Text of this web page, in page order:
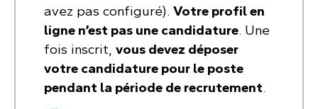
avez pas configuré). Votre profil en
ligne n’est pas une candidature. Une
fois inscrit, vous devez déposer
votre candidature pour le poste
pendant la période de recrutement.